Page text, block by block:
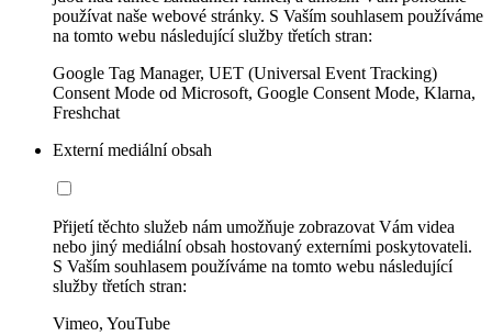
používat naše webové stránky. S Vaším souhlasem používáme
na tomto webu následující služby třetích stran:
Google Tag Manager, UET (Universal Event Tracking)
Consent Mode od Microsoft, Google Consent Mode, Klarna,
Freshchat
Externí mediální obsah
Přijetí těchto služeb nám umožňuje zobrazovat Vám videa
nebo jiný mediální obsah hostovaný externími poskytovateli.
S Vaším souhlasem používáme na tomto webu následující
služby třetích stran:
Vimeo, YouTube